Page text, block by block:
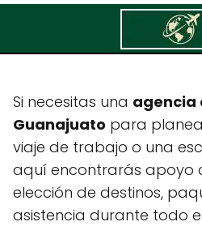
Tours
Si necesitas una agencia
Guanajuato para
viaje de trabajo o una
aquí encontrarás apoyo
elección de destinos,
asistencia durante todo